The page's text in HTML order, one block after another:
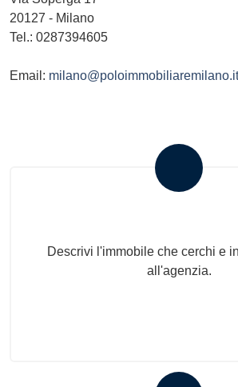
20127 - Milano
Tel.: 0287394605
Email: milano@poloimmobiliaremilano.it
Descrivi l'immobile che cerchi e
all'agenzia.